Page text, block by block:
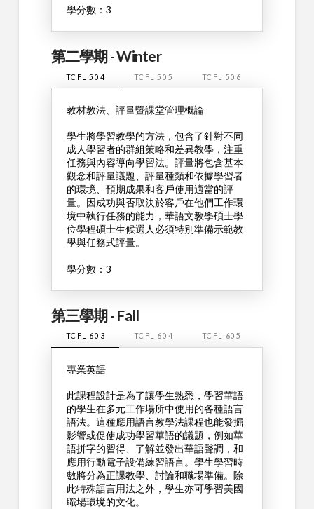
學分數：3
第二學期 - Winter
TCFL 504 TCFL 505 TCFL 506
教材教法、評量暨課堂管理概論
學生將學習教學的方法，包含了針對不同
成人學習者的群組策略和差異教學，注重
任務與內容導向學習法。評量將包含基本
觀念和評量議題、評量種類和依據學習者
的環境、預期成果和客戶使用適當的評
量。因成功與否取決於客戶在他們工作環
境中執行任務的能力，華語文教學碩士學
位學程碩士生候選人必須特別準備示範教
學與任務式評量。
學分數：3
第三學期 - Fall
TCFL 603 TCFL 604 TCFL 605
專業英語
此課程設計是為了讓學生熟悉，學習華語
的學生在多元工作場所中使用的各種語言
語法。這種應用語言教學法課程也能發掘
影響或促使成功學習華語的議題，例如華
語拼字的習得、了解並發出華語聲調，和
應用行動電子設備練習語言。學生學習時
數將分為正課教學、討論和職場準備。除
此特殊語言用法之外，學生亦可學習美國
職場環境的文化。